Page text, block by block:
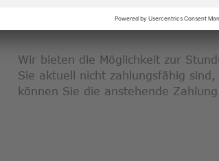
Wir bieten die Möglichkeit zur
Sie aktuell nicht zahlungsfähig
können Sie die anstehende